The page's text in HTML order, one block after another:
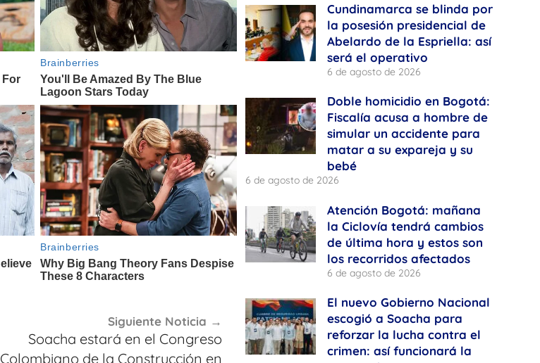
Siguiente Noticia
Soacha estará en el Congreso
Colombiano de la Construcción en
Cundinamarca se blinda por
la posesión presidencial de
Abelardo de la Espriella: así
será el operativo
6 de agosto de 2026
Doble homicidio en Bogotá:
Fiscalía acusa a hombre de
simular un accidente para
matar a su expareja y su
bebé
6 de agosto de 2026
Atención Bogotá: mañana
la Ciclovía tendrá cambios
de última hora y estos son
los recorridos afectados
6 de agosto de 2026
El nuevo Gobierno Nacional
escogió a Soacha para
reforzar la lucha contra el
crimen: así funcionará la